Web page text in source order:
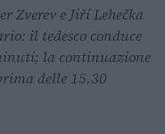
Zverev e Jiří Lehečka
il tedesco conduce
la continuazione
delle 15.30